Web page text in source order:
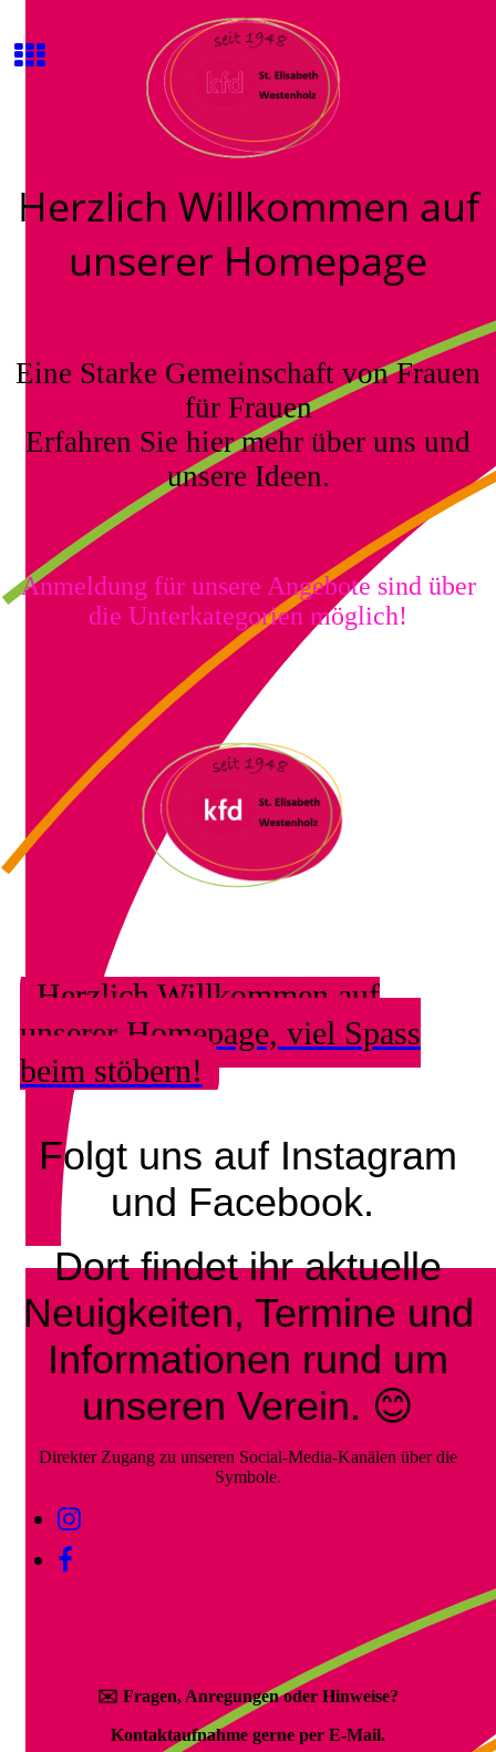
Herzlich Willkommen auf
unserer Homepage
Eine Starke Gemeinschaft von Frauen
für Frauen
Erfahren Sie hier mehr über uns und
unsere Ideen.
Anmeldung für unsere Angebote sind über
die Unterkategorien möglich!
Herzlich Willkommen auf
unserer Homepage, viel Spass
beim stöbern!
Folgt uns auf Instagram
und Facebook.
Dort findet ihr aktuelle
Neuigkeiten, Termine und
Informationen rund um
unseren Verein. 😊
Direkter Zugang zu unseren Social-Media-Kanälen über die
Symbole.
✉️ Fragen, Anregungen oder Hinweise?
Kontaktaufnahme gerne per E-Mail.